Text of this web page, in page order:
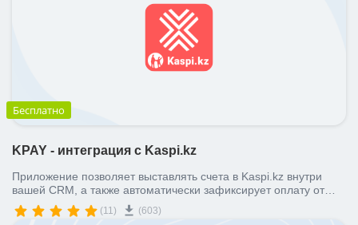
ВХОД
ВХОД
Бесплатно
KPAY - интеграция с Kaspi.kz
Приложение позволяет выставлять счета в Kaspi.kz внутри
вашей CRM, а также автоматически зафиксирует оплату от
клиента.
(11) (603)